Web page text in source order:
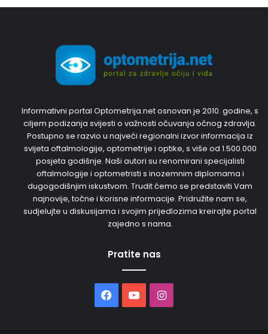
Informativni portal Optometrija.net osnovan je 2010. godine, s
ciljem podizanja svijesti o važnosti očuvanja očnog zdravlja.
Postupno se razvio u najveći regionalni izvor informacija iz
svijeta oftalmologije, optometrije i optike, s više od 1.500.000
posjeta godišnje. Naši autori su renomirani specijalisti
oftalmologije i optometristi s inozemnim diplomama i
dugogodišnjim iskustvom. Trudit ćemo se predstaviti Vam
najnovije, točne i korisne informacije. Pridružite nam se,
sudjelujte u diskusijama i svojim prijedlozima kreirajte portal
zajedno s nama.
Pratite nas
Facebook
YouTubeInstagram